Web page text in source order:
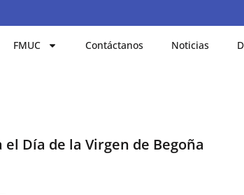
FMUC Contáctanos Noticias
Día de la Virgen de Begoña